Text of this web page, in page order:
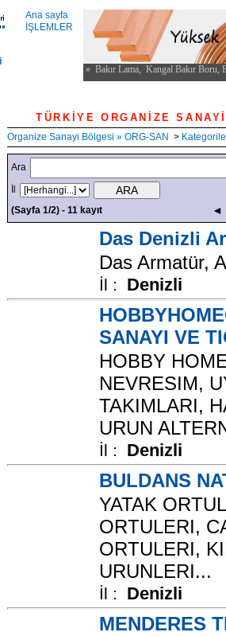
Ana sayfa
İŞLEMLER
TÜRKİYE
Organize Sanayi Bölgesi » ORG-SAN >
Ara
(Sayfa 1/2) - 11 kayıt
◄
Das Denizli
Das Armatür,
İl : Denizli
SANAYI VE
HOBBY
NEVRESIM,
TAKIMLARI,
URUN
İl : Denizli
BULDANS
YATAK
ORTULERI,
ORTULERI,
URUNLERI...
İl : Denizli
MENDERES